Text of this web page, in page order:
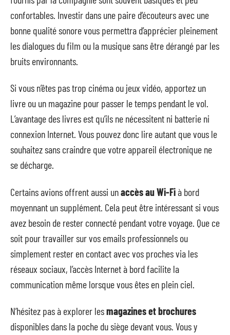
confortables. Investir dans une paire d’écouteurs avec une
bonne qualité sonore vous permettra d’apprécier pleinement
les dialogues du film ou la musique sans être dérangé par les
bruits environnants.
Si vous n’êtes pas trop cinéma ou jeux vidéo, apportez un
livre ou un magazine pour passer le temps pendant le vol.
L’avantage des livres est qu’ils ne nécessitent ni batterie ni
connexion Internet. Vous pouvez donc lire autant que vous le
souhaitez sans craindre que votre appareil électronique ne
se décharge.
Certains avions offrent aussi unaccès au Wi-Fià bord
moyennant un supplément. Cela peut être intéressant si vous
avez besoin de rester connecté pendant votre voyage. Que ce
soit pour travailler sur vos emails professionnels ou
simplement rester en contact avec vos proches via les
réseaux sociaux, l’accès Internet à bord facilite la
communication même lorsque vous êtes en plein ciel.
N’hésitez pas à explorer lesmagazines et brochures
disponibles dans la poche du siège devant vous. Vous y